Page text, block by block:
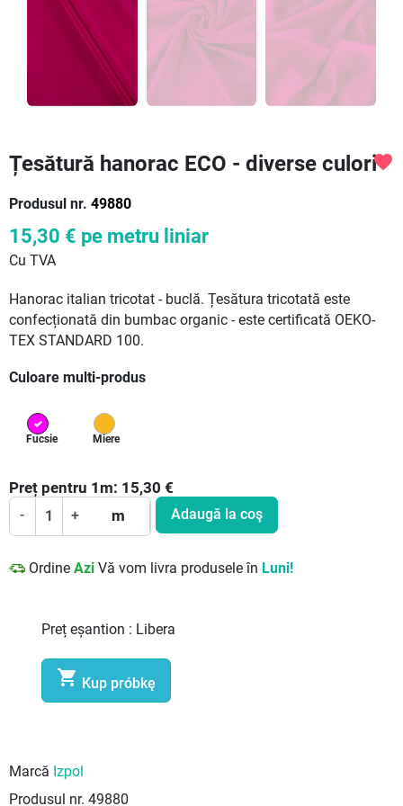
Țesătură hanorac ECO - diverse culori
Produsul nr. 49880
favorite
15,30 € pe metru liniar
Cu TVA
Hanorac italian tricotat - buclă. Țesătura tricotată este
confecționată din bumbac organic - este certificată OEKO-
TEX STANDARD 100.
Culoare multi-produs
Fucsie Miere
Preț pentru 1 m: 15,30 €
- + m Adaugă la coş
Ordine Azi Vă vom livra produsele în Luni!
Preț eșantion : Libera
 Kup próbkę
Marcă Izpol
Produsul nr. 49880